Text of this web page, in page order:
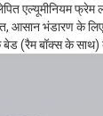
एल्यूमीनियम
आसान भंडारण के
(रैम बॉक्स के साथ)